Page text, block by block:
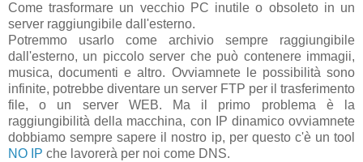
Come trasformare un vecchio PC inutile o obsoleto in un
server raggiungibile dall'esterno.
Potremmo usarlo come archivio sempre raggiungibile
dall'esterno, un piccolo server che può contenere immagii,
musica, documenti e altro. Ovviamnete le possibilità sono
infinite, potrebbe diventare un server FTP per il trasferimento
file, o un server WEB. Ma il primo problema è la
raggiungibilità della macchina, con IP dinamico ovviamnete
dobbiamo sempre sapere il nostro ip, per questo c'è un tool
NO IP che lavorerà per noi come DNS.